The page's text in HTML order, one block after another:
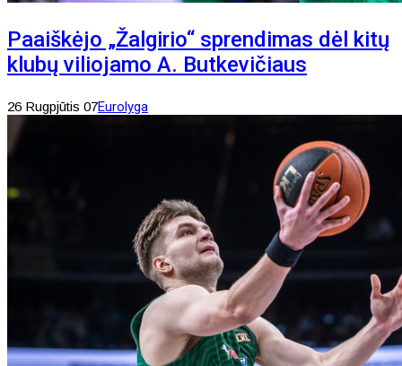
Paaiškėjo „Žalgirio“ sprendimas dėl kitų
klubų viliojamo A. Butkevičiaus
26 Rugpjūtis 07Eurolyga